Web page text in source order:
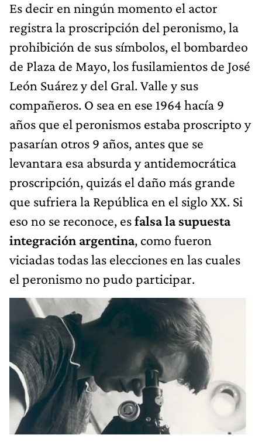
Es decir en ningún momento el actor
registra la proscripción del peronismo, la
prohibición de sus símbolos, el bombardeo
de Plaza de Mayo, los fusilamientos de José
León Suárez y del Gral. Valle y sus
compañeros. O sea en ese 1964 hacía 9
años que el peronismos estaba proscripto y
pasarían otros 9 años, antes que se
levantara esa absurda y antidemocrática
proscripción, quizás el daño más grande
que sufriera la República en el siglo XX. Si
eso no se reconoce, esfalsa la supuesta
integración argentina, como fueron
viciadas todas las elecciones en las cuales
el peronismo no pudo participar.